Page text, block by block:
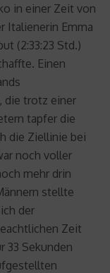
in einer Zeit von
Italienerin Emma
(2:33:23 Std.)
Einen
die trotz einer
tapfer die
die Ziellinie bei
noch voller
mehr drin
stellte
der
Zeit
33 Sekunden